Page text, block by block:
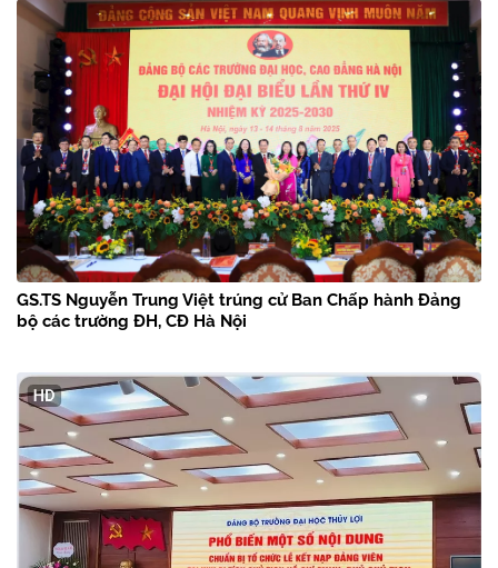
GS.TS Nguyễn Trung Việt trúng cử Ban Chấp hành Đảng
bộ các trường ĐH, CĐ Hà Nội